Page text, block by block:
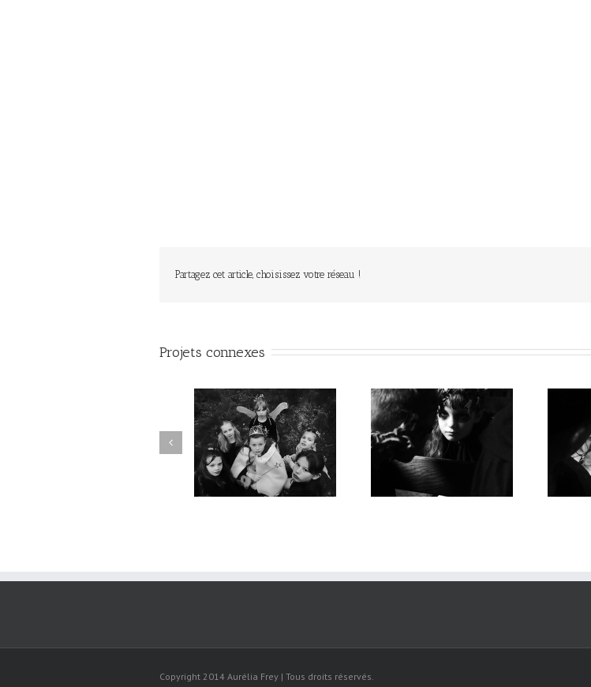
Partagez cet article, choisissez votre réseau !
Projets connexes
LA FLEUR DE CRISTAL /
Emmanuel Faivre / École de
L’ARBRE DES TROLLS /
Emmanuel Faivre / École
d’Englefontaire
UNE MYSTÉRIEUSE CARTE
/ Emmanuel Faivre / École
Englefontaine
Copyright 2014 Aurélia Frey | Tous droits réservés.